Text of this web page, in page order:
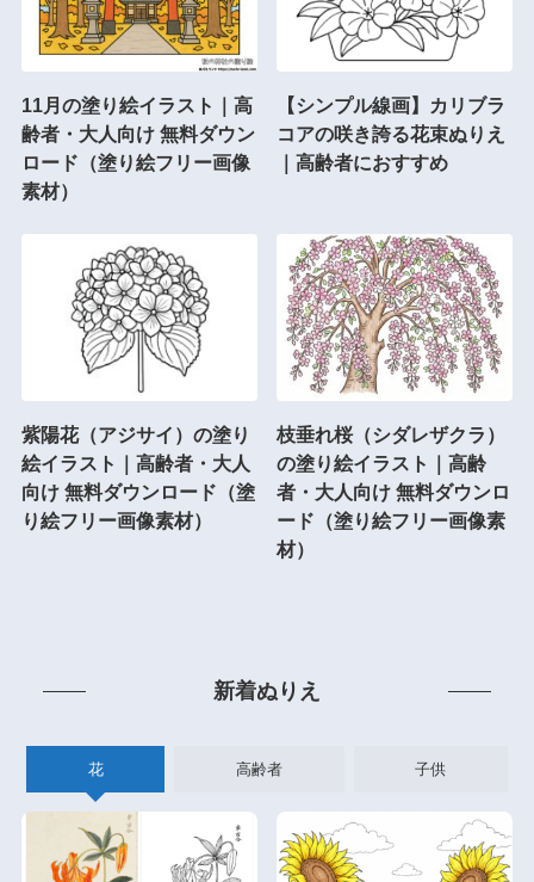
11月の塗り絵イラスト｜高
齢者・大人向け 無料ダウン
ロード（塗り絵フリー画像
素材）
【シンプル線画】カリブラ
コアの咲き誇る花束ぬりえ
｜高齢者におすすめ
紫陽花（アジサイ）の塗り
絵イラスト｜高齢者・大人
向け 無料ダウンロード（塗
り絵フリー画像素材）
枝垂れ桜（シダレザクラ）
の塗り絵イラスト｜高齢
者・大人向け 無料ダウンロ
ード（塗り絵フリー画像素
材）
新着ぬりえ
花 高齢者 子供